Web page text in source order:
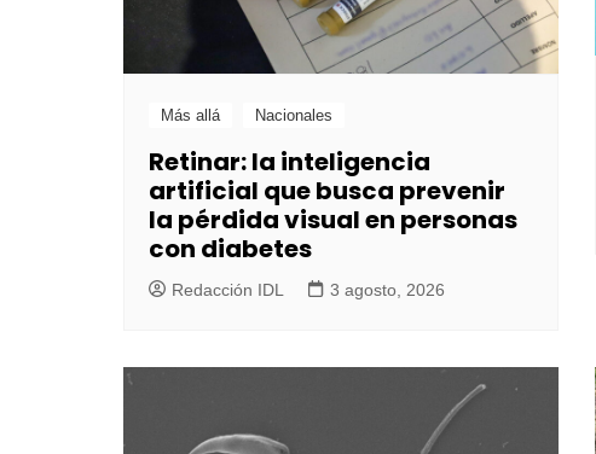
Más allá Nacionales
Retinar: la inteligencia
artificial que busca prevenir
la pérdida visual en personas
con diabetes
Redacción IDL 3 agosto, 2026